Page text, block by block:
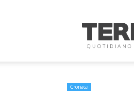
Oggi
Cronaca